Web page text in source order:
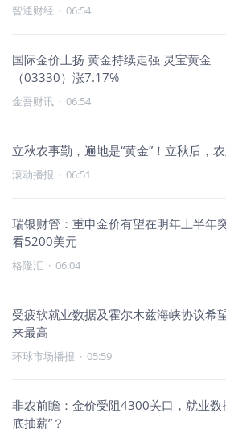
智通财经 · 06:54
国际金价上扬 黄金持续走强 灵宝黄金
（03330）涨7.17%
金吾财讯 · 06:54
立秋农事勤，遍地是“黄金”！立秋后，
滚动播报 · 06:51
瑞银财管：重申金价有望在明年上半年
看5200美元
格隆汇 · 06:04
受疲软就业数据及霍尔木兹海峡协议希
来最高
环球市场播报 · 05:59
非农前瞻：金价受阻4300关口，就业数
底抽薪”？